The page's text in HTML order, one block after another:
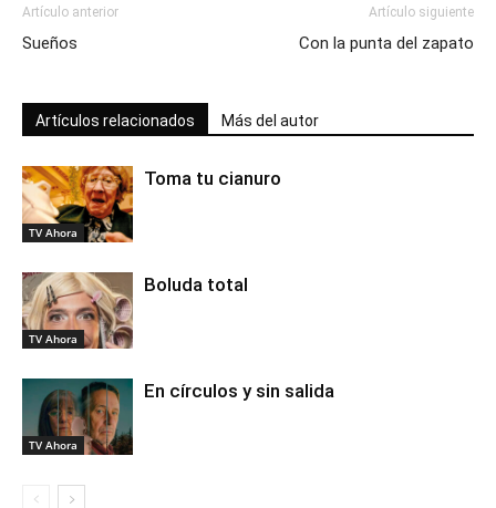
Artículo anterior
Sueños
Artículo siguiente
Con la punta del zapato
Artículos relacionados Más del autor
TV Ahora
Toma tu cianuro
TV Ahora
Boluda total
TV Ahora
En círculos y sin salida